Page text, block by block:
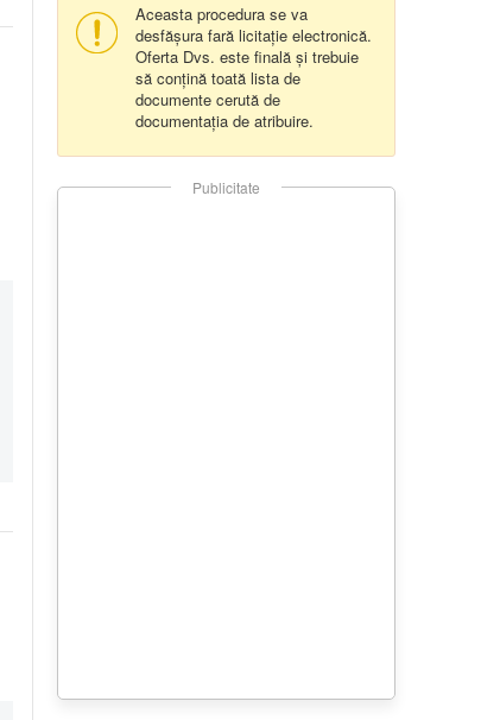
Aceasta procedura se va
desfășura fară licitație electronică.
Oferta Dvs. este finală și trebuie
să conțină toată lista de
documente cerută de
documentația de atribuire.
Publicitate